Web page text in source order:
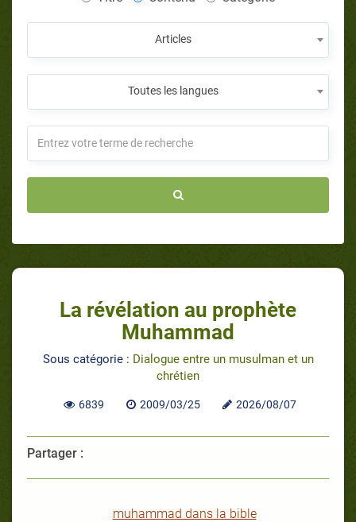
Articles
Toutes les langues
La révélation au prophète
Muhammad
Sous catégorie : Dialogue entre un musulman et un
chrétien
6839 2009/03/25 2026/08/07
Partager :
muhammad dans la bible